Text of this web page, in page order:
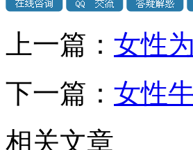
上一篇： 女性
下一篇： 女性
相关文章